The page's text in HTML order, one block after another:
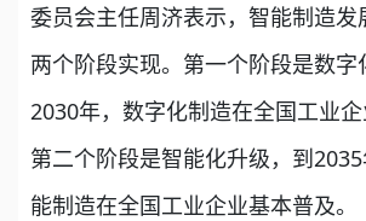
委员会主任周济表示，智能制造发
两个阶段实现。第一个阶段是数字
2030年，数字化制造在全国工业企
第二个阶段是智能化升级，到
能制造在全国工业企业基本普及。